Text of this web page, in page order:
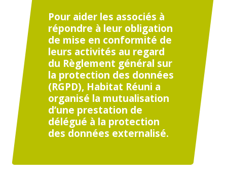
Pour aider les associés à
répondre à leur obligation
de mise en conformité de
leurs activités au regard
du Règlement général sur
la protection des données
(RGPD), Habitat Réuni a
organisé la mutualisation
d’une prestation de
délégué à la protection
des données externalisé.